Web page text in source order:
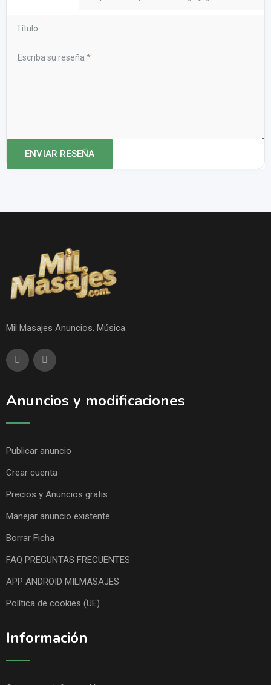
Mil Masajes Anuncios. Música.
Anuncios y modificaciones
Publicar anuncio
Crear cuenta
Precios y Anuncios gratis
Manejar anuncio existente
Borrar Ficha
FAQ PREGUNTAS FRECUENTES
APP ANDROID MILMASAJES
Política de cookies (UE)
Información